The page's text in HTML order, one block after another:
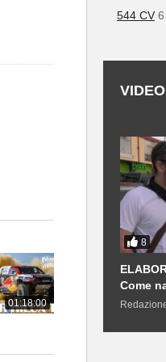
01:18:00
544 CV
| GPL e
21 mila €, sarà
13 LUGLIO 2026
8
Come